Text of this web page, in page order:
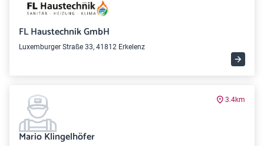
FL Haustechnik GmbH
Luxemburger Straße 33, 41812 Erkelenz
3.4km
Mario Klingelhöfer